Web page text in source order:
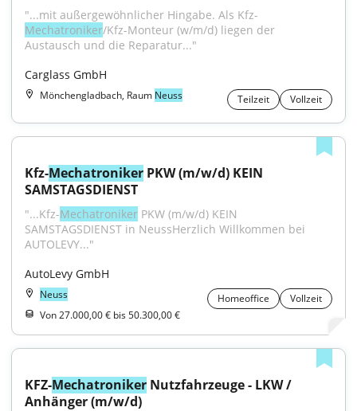
"...mit außergewöhnlicher Hingabe. Als Kfz-
Mechatroniker/Kfz-Monteur (w/m/d) liegen der
Austausch und die Reparatur..."
Carglass GmbH
Mönchengladbach, Raum Neuss Teilzeit Vollzeit
Kfz-Mechatroniker PKW (m/w/d) KEIN
SAMSTAGSDIENST
"...Kfz-Mechatroniker PKW (m/w/d) KEIN
SAMSTAGSDIENST in NeussHerzlich Willkommen bei
AUTOLEVY..."
AutoLevy GmbH
Neuss Homeoffice
Vollzeit
Von 27.000,00 € bis 50.300,00 €
KFZ-Mechatroniker Nutzfahrzeuge - LKW /
Anhänger (m/w/d)